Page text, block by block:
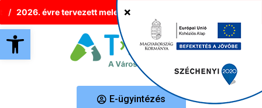
Eszköztár megnyitása
2026. évre tervezett melegvíz-korlátozások Tatabányán
E-ügyintézés